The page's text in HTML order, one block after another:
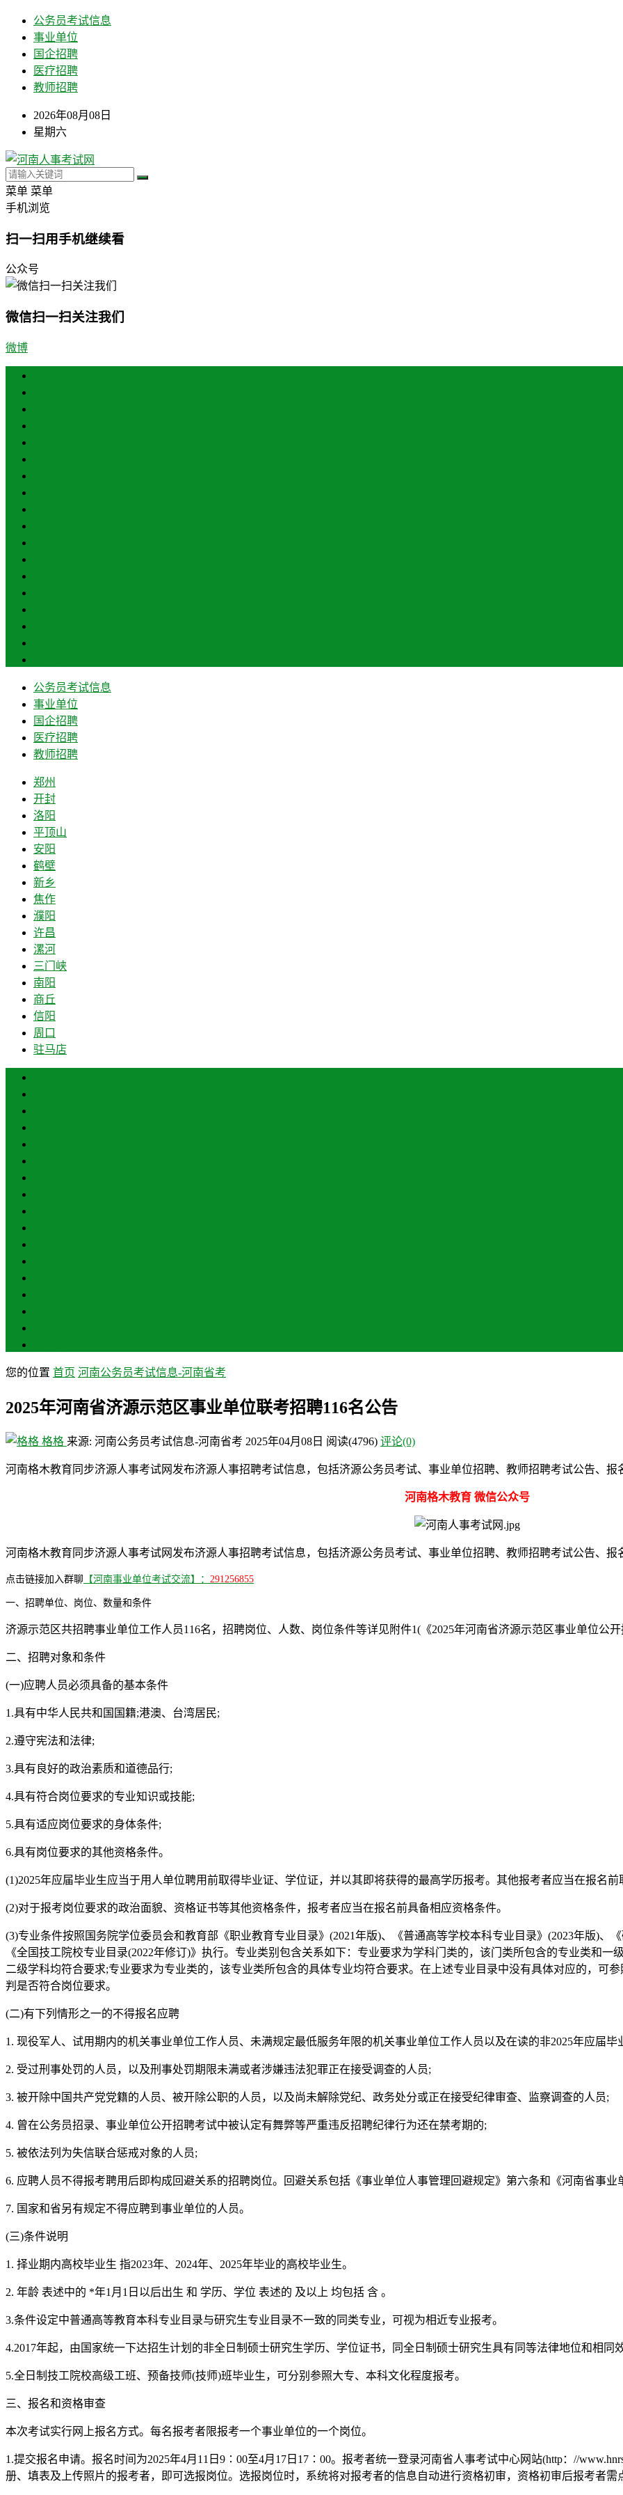
公务员考试信息
事业单位
国企招聘
医疗招聘
教师招聘
2026年08月08日
星期六
菜单 菜单
手机浏览
扫一扫用手机继续看
公众号
微信扫一扫关注我们
微博
公务员考试信息
事业单位
国企招聘
医疗招聘
教师招聘
郑州
开封
洛阳
平顶山
安阳
鹤壁
新乡
焦作
濮阳
许昌
漯河
三门峡
南阳
商丘
信阳
周口
驻马店
您的位置 首页 河南公务员考试信息-河南省考
2025年河南省济源示范区事业单位联考招聘116名公告
格格 来源: 河南公务员考试信息-河南省考 2025年04月08日 阅读(4796) 评论(0)
河南格木教育同步济源人事考试网发布济源人事招聘考试信息，包括济源公务员考试、事业单位招聘、教师招聘考试公告、
河南格木教育 微信公众号
河南格木教育同步济源人事考试网发布济源人事招聘考试信息，包括济源公务员考试、事业单位招聘、教师招聘考试公告、报
点击链接加入群聊 【河南事业单位考试交流】： 291256855
一、招聘单位、岗位、数量和条件
济源示范区共招聘事业单位工作人员116名，招聘岗位、人数、岗位条件等详见附件1(《2025年河南省济源示范区事业单位公开
二、招聘对象和条件
(一)应聘人员必须具备的基本条件
1.具有中华人民共和国国籍;港澳、台湾居民;
2.遵守宪法和法律;
3.具有良好的政治素质和道德品行;
4.具有符合岗位要求的专业知识或技能;
5.具有适应岗位要求的身体条件;
6.具有岗位要求的其他资格条件。
(1)2025年应届毕业生应当于用人单位聘用前取得毕业证、学位证，并以其即将获得的最高学历报考。其他报考者应当在报名前
(2)对于报考岗位要求的政治面貌、资格证书等其他资格条件，报考者应当在报名前具备相应资格条件。
(3)专业条件按照国务院学位委员会和教育部《职业教育专业目录》(2021年版)、《普通高等学校本科专业目录》(2023年版)、
《全国技工院校专业目录(2022年修订)》执行。专业类别包含关系如下：专业要求为学科门类的，该门类所包含的专业类和
二级学科均符合要求;专业要求为专业类的，该专业类所包含的具体专业均符合要求。在上述专业目录中没有具体对应的，可
判是否符合岗位要求。
(二)有下列情形之一的不得报名应聘
1. 现役军人、试用期内的机关事业单位工作人员、未满规定最低服务年限的机关事业单位工作人员以及在读的非2025年应届毕
2. 受过刑事处罚的人员，以及刑事处罚期限未满或者涉嫌违法犯罪正在接受调查的人员;
3. 被开除中国共产党党籍的人员、被开除公职的人员，以及尚未解除党纪、政务处分或正在接受纪律审查、监察调查的人员;
4. 曾在公务员招录、事业单位公开招聘考试中被认定有舞弊等严重违反招聘纪律行为还在禁考期的;
5. 被依法列为失信联合惩戒对象的人员;
6. 应聘人员不得报考聘用后即构成回避关系的招聘岗位。回避关系包括《事业单位人事管理回避规定》第六条和《河南省事
7. 国家和省另有规定不得应聘到事业单位的人员。
(三)条件说明
1. 择业期内高校毕业生 指2023年、2024年、2025年毕业的高校毕业生。
2. 年龄 表述中的 *年1月1日以后出生 和 学历、学位 表述的 及以上 均包括 含 。
3.条件设定中普通高等教育本科专业目录与研究生专业目录不一致的同类专业，可视为相近专业报考。
4.2017年起，由国家统一下达招生计划的非全日制硕士研究生学历、学位证书，同全日制硕士研究生具有同等法律地位和相同效
5.全日制技工院校高级工班、预备技师(技师)班毕业生，可分别参照大专、本科文化程度报考。
三、报名和资格审查
本次考试实行网上报名方式。每名报考者限报考一个事业单位的一个岗位。
1.提交报名申请。报名时间为2025年4月11日9∶00至4月17日17∶00。报考者统一登录河南省人事考试中心网站(http：//
册、填表及上传照片的报考者，即可选报岗位。选报岗位时，系统将对报考者的信息自动进行资格初审，资格初审后报考者需